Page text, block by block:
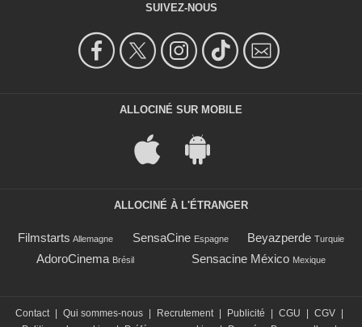
SUIVEZ-NOUS
ALLOCINÉ SUR MOBILE
ALLOCINÉ À L'ÉTRANGER
Filmstarts Allemagne SensaCine Espagne Beyazperde Turquie
AdoroCinema Brésil Sensacine México Mexique
Contact | Qui sommes-nous | Recrutement | Publicité | CGU | CGV |